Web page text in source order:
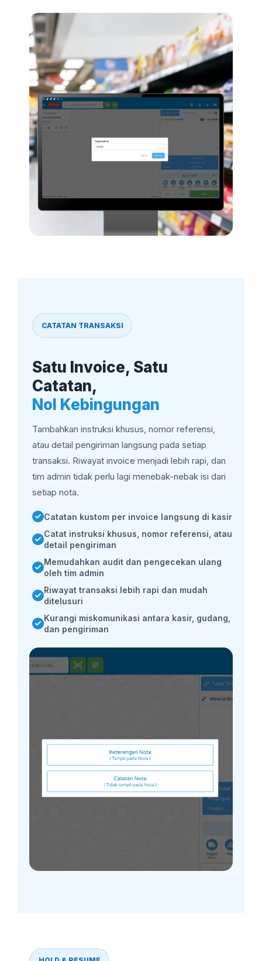
CATATAN TRANSAKSI
Satu Invoice, Satu
Catatan,
Nol Kebingungan
Tambahkan instruksi khusus, nomor referensi,
atau detail pengiriman langsung pada setiap
transaksi. Riwayat invoice menjadi lebih rapi, dan
tim admin tidak perlu lagi menebak-nebak isi dari
setiap nota.
Catatan kustom per invoice langsung di kasir
Catat instruksi khusus, nomor referensi, atau
detail pengiriman
Memudahkan audit dan pengecekan ulang
oleh tim admin
Riwayat transaksi lebih rapi dan mudah
ditelusuri
Kurangi miskomunikasi antara kasir, gudang,
dan pengiriman